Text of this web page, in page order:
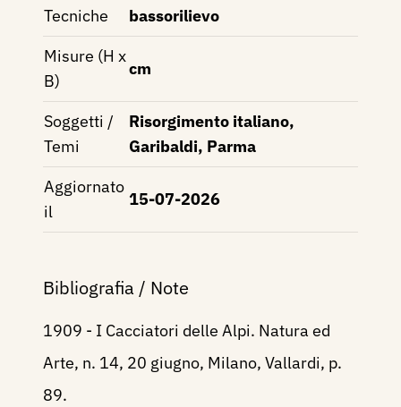
Tecniche
bassorilievo
Misure (H x
B)
cm
Soggetti /
Temi
Risorgimento italiano,
Garibaldi, Parma
Aggiornato
il
15-07-2026
Bibliografia / Note
1909 - I Cacciatori delle Alpi. Natura ed
Arte, n. 14, 20 giugno, Milano, Vallardi, p.
89.